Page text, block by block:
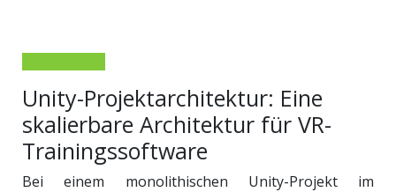
Unity-Projektarchitektur: Eine
skalierbare Architektur für VR-
Trainingssoftware
Bei einem monolithischen Unity-Projekt im